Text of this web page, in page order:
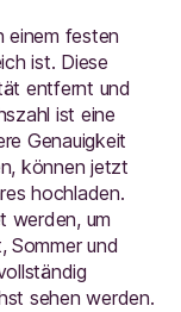
einem festen
ist. Diese
entfernt und
ist eine
Genauigkeit
können jetzt
hochladen.
werden, um
Sommer und
sehen werden.